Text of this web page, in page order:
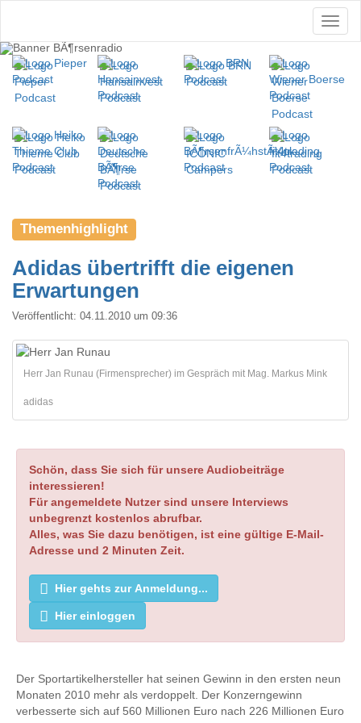
Themenhighlight
Adidas übertrifft die eigenen
Erwartungen
Veröffentlicht: 04.11.2010 um 09:36
Herr Jan Runau (Firmensprecher) im Gespräch mit Mag. Markus Mink
adidas
Schön, dass Sie sich für unsere Audiobeiträge
interessieren!
Für angemeldete Nutzer sind unsere Interviews
unbegrenzt kostenlos abrufbar.
Alles, was Sie dazu benötigen, ist eine gültige E-Mail-
Adresse und 2 Minuten Zeit.
Hier gehts zur Anmeldung...
Hier einloggen
Der Sportartikelhersteller hat seinen Gewinn in den ersten neun
Monaten 2010 mehr als verdoppelt. Der Konzerngewinn
verbesserte sich auf 560 Millionen Euro nach 226 Millionen Euro